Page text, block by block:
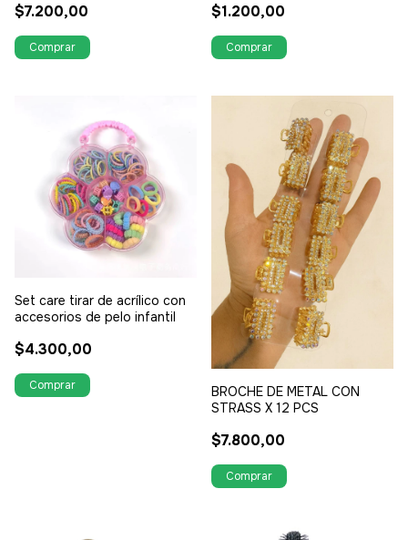
$7.200,00 $1.200,00
Set care tirar de acrílico con
accesorios de pelo infantil
$4.300,00
BROCHE DE METAL CON
STRASS X 12 PCS
$7.800,00